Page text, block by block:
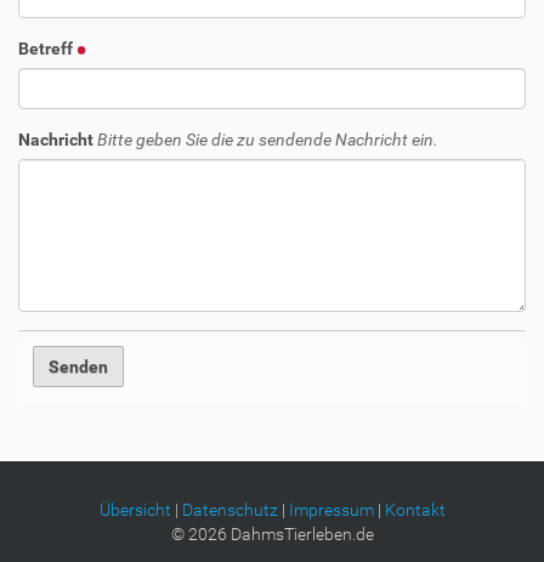
Betreff
NachrichtBitte geben Sie die zu sendende Nachricht ein.
Übersicht | Datenschutz| Impressum| Kontakt
©2026 DahmsTierleben.de